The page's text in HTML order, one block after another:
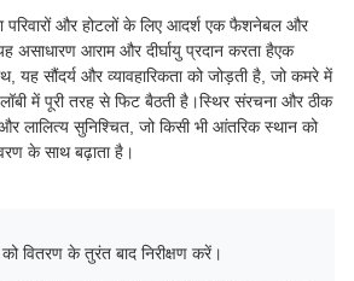
परिवारों और होटलों के लिए आदर्श एक फैशनेबल और
असाधारण आराम और दीर्घायु प्रदान करता हैएक
यह सौंदर्य और व्यावहारिकता को जोड़ती है, जो कमरे में
में पूरी तरह से फिट बैठती है।स्थिर संरचना और ठीक
लालित्य सुनिश्चित, जो किसी भी आंतरिक स्थान को
के साथ बढ़ाता है।
को वितरण के तुरंत बाद निरीक्षण करें।